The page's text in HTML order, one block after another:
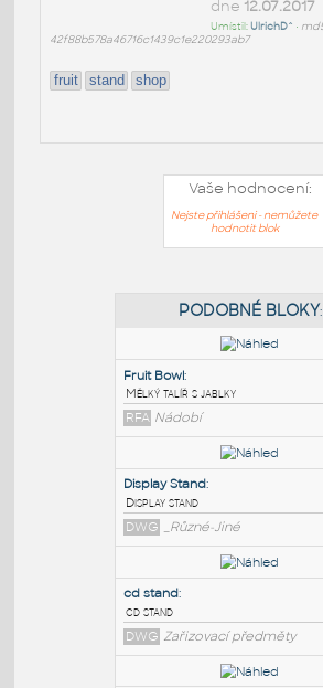
dne 12.07.2017
Umístil:UlrichD^ •
42f88b578a46716c1439c1e220293ab7
fruit stand shop
Vaše hodnocení:
Nejste přihlášeni - nemůžete
hodnotit blok
PODOBNÉ
Fruit Bowl:
Mělký talíř s jablky
RFA
Display Stand: